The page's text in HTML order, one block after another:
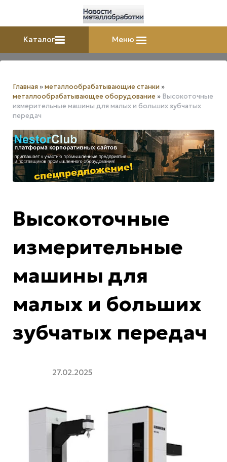
Каталог Меню
Главная »металлообрабатывающие станки »
металлообрабатывающее оборудование » Высокоточные
измерительные машины для малых и больших зубчатых
передач
Высокоточные
измерительные
машины для
малых и больших
зубчатых передач
27.02.2025